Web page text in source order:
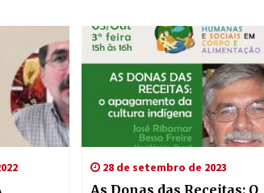
28 de setembro de 2023
As Donas das Receitas: O